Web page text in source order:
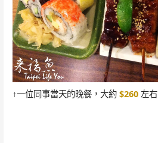
↑一位同事當天的晚餐，大約$260左右